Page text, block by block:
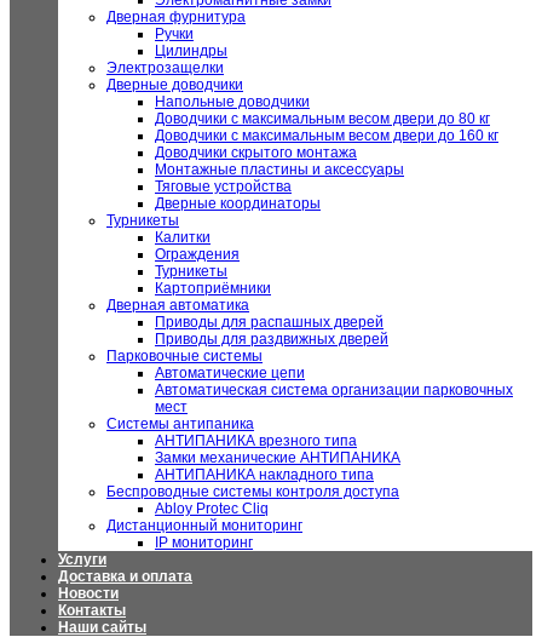
Дверная фурнитура
Ручки
Цилиндры
Электрозащелки
Дверные доводчики
Напольные доводчики
Доводчики с максимальным весом двери до 80 кг
Доводчики с максимальным весом двери до 160 кг
Доводчики скрытого монтажа
Монтажные пластины и аксессуары
Тяговые устройства
Дверные координаторы
Турникеты
Калитки
Ограждения
Турникеты
Картоприёмники
Дверная автоматика
Приводы для распашных дверей
Приводы для раздвижных дверей
Парковочные системы
Автоматические цепи
Автоматическая система организации парковочных
мест
Системы антипаника
АНТИПАНИКА врезного типа
Замки механические АНТИПАНИКА
АНТИПАНИКА накладного типа
Беспроводные системы контроля доступа
Abloy Protec Cliq
Дистанционный мониторинг
IP мониторинг
Услуги
Доставка и оплата
Новости
Контакты
Наши сайты